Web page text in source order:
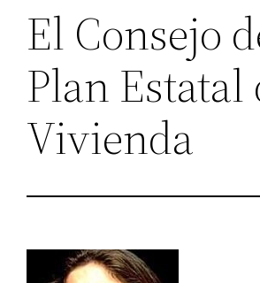
El Consejo
Plan Estatal
Vivienda